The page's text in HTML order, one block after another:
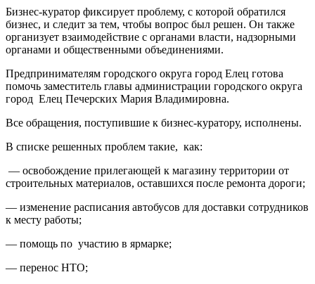
Бизнес-куратор фиксирует проблему, с которой обратился
бизнес, и следит за тем, чтобы вопрос был решен. Он также
организует взаимодействие с органами власти, надзорными
органами и общественными объединениями.
Предпринимателям городского округа город Елец готова
помочь заместитель главы администрации городского округа
город Елец Печерских Мария Владимировна.
Все обращения, поступившие к бизнес-куратору, исполнены.
В списке решенных проблем такие, как:
— освобождение прилегающей к магазину территории от
строительных материалов, оставшихся после ремонта дороги;
— изменение расписания автобусов для доставки сотрудников
к месту работы;
— помощь по участию в ярмарке;
— перенос НТО;